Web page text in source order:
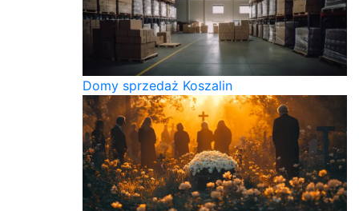
Domy sprzedaż Koszalin